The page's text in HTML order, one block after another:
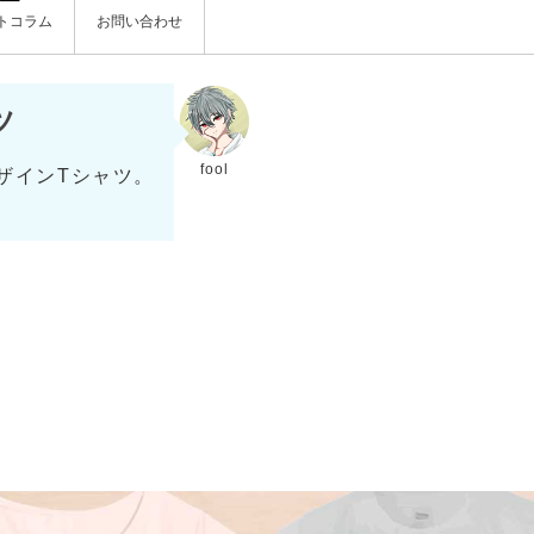
コラム お問い合わせ
fool
インTシャツ。